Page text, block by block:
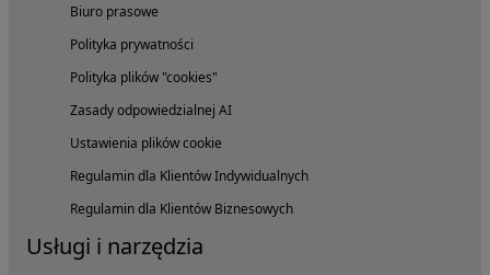
Biuro prasowe
Polityka prywatności
Polityka plików "cookies"
Zasady odpowiedzialnej AI
Ustawienia plików cookie
Regulamin dla Klientów Indywidualnych
Regulamin dla Klientów Biznesowych
Usługi i narzędzia